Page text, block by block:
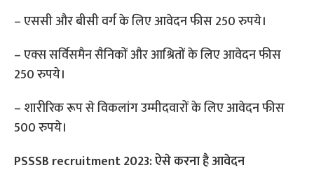
– एससी और बीसी वर्ग के लिए आवेदन फीस 250 रुपये।
– एक्स सर्विसमैन सैनिकों और आश्रितों के लिए आवेदन फीस
250 रुपये।
– शारीरिक रूप से विकलांग उम्मीदवारों के लिए आवेदन फीस
500 रुपये।
PSSSB recruitment 2023: ऐसे करना है आवेदन